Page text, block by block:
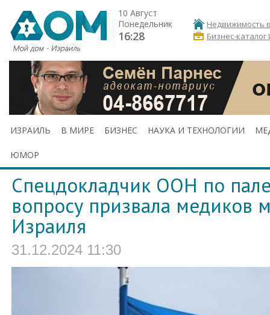
10 Август
Понедельник
16:28
Недвижимость
Бизнес-каталог
ИЗРАИЛЬ В МИРЕ БИЗНЕС НАУКА И ТЕХНОЛОГИИ
ЮМОР
Спецдокладчик ООН по
вопросу призвала медиков
Израиля
31.12.2024 11:30